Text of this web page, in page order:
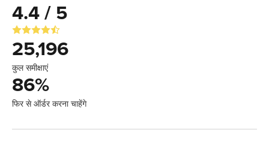
4.4 / 5
25,196
कुल समीक्षाएं
86%
फिर से ऑर्डर करना चाहेंगे